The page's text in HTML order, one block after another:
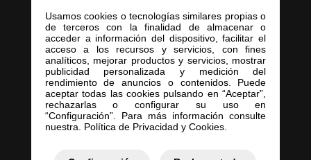
Usamos cookies o tecnologías similares propias o
de terceros con la finalidad de almacenar o
acceder a información del dispositivo, facilitar el
acceso a los recursos y servicios, con fines
analíticos, mejorar productos y servicios, mostrar
publicidad personalizada y medición del
rendimiento de anuncios o contenidos. Puede
aceptar todas las cookies pulsando en “Aceptar”,
rechazarlas o configurar su uso en
“Configuración”. Para más información consulte
nuestra. Política de Privacidad y Cookies.
Inicio
Empresa
Servicios
Contacto
Mis Pedidos